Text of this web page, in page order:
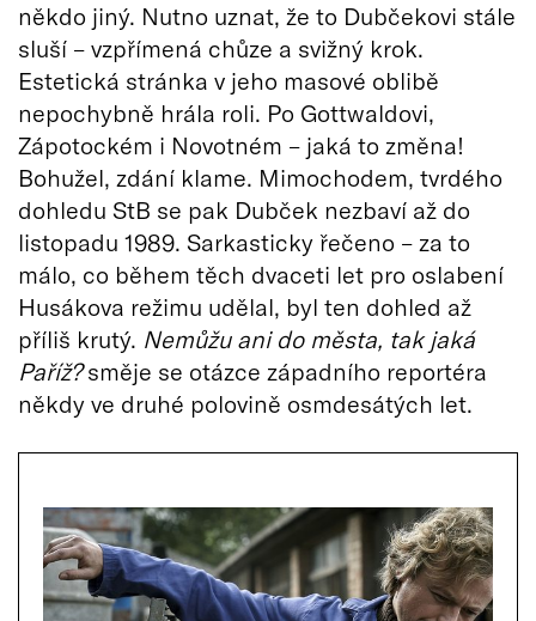
někdo jiný. Nutno uznat, že to Dubčekovi stále
sluší – vzpřímená chůze a svižný krok.
Estetická stránka v jeho masové oblibě
nepochybně hrála roli. Po Gottwaldovi,
Zápotockém i Novotném – jaká to změna!
Bohužel, zdání klame. Mimochodem, tvrdého
dohledu StB se pak Dubček nezbaví až do
listopadu 1989. Sarkasticky řečeno – za to
málo, co během těch dvaceti let pro oslabení
Husákova režimu udělal, byl ten dohled až
příliš krutý. Nemůžu ani do města, tak jaká
Paříž?směje se otázce západního reportéra
někdy ve druhé polovině osmdesátých let.